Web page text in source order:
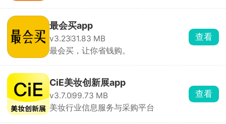
最会买app
v3.2331.83 MB
最会买，让你省钱购。
查看
CiE美妆创新展app
v3.7.099.73 MB
美妆行业信息服务与采购平台
查看